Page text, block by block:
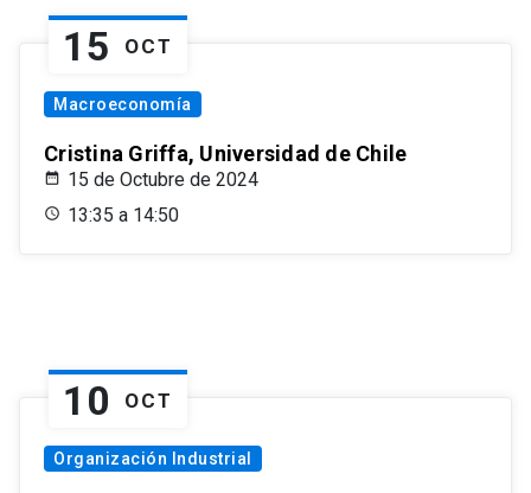
15 OCT
Macroeconomía
Cristina Griffa, Universidad de Chile
15 de Octubre de 2024
13:35 a 14:50
10 OCT
Organización Industrial